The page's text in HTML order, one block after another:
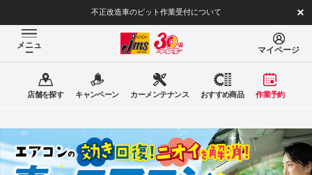
不正改造車のピット作業受付について
メニュ
ー マイページ
店舗を探す キャンペーン カーメンテナンス おすすめ商品 作業予約